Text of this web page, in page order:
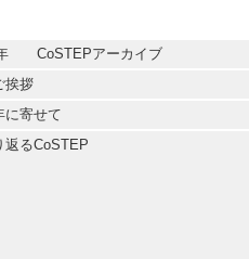
　　CoSTEPアーカイブ
挨拶
に寄せて
返るCoSTEP